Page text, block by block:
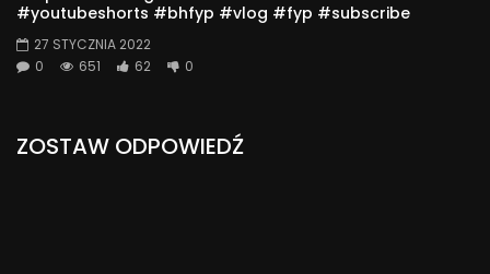
#youtubeshorts #bhfyp #vlog #fyp #subscribe
27 STYCZNIA 2022
0
651 62 0
ZOSTAW ODPOWIEDŹ